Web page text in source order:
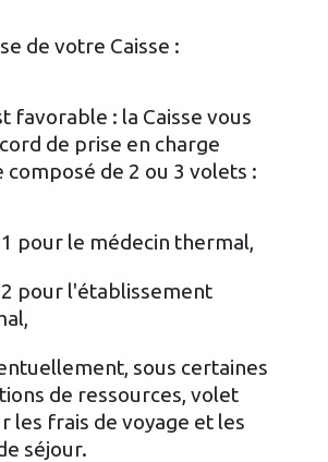
de votre Caisse :
favorable : la Caisse vous
de prise en charge
de 2 ou 3 volets :
pour le médecin thermal,
pour l'établissement
sous certaines
de ressources, volet
les frais de voyage et les
séjour.